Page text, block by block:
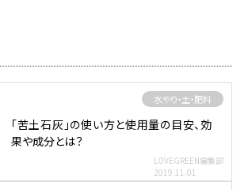
水やり・土・肥料
「苦土石灰」の使い方と使用量の目安、効
果や成分とは？
LOVEGREEN編集部
2019.11.01